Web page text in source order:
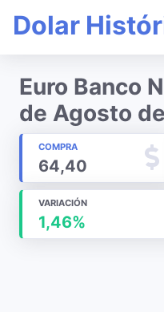
Dolar
Euro Banco
de Agosto
COMPRA
64,40
VARIACIÓN
1,46%